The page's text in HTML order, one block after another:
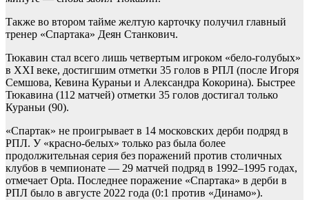
Также во втором тайме желтую карточку получил главный
тренер «Спартака» Деян Станкович.
Тюкавин стал всего лишь четвертым игроком «бело-голубых»
в XXI веке, достигшим отметки 35 голов в РПЛ (после Игоря
Семшова, Кевина Кураньи и Александра Кокорина). Быстрее
Тюкавина (112 матчей) отметки 35 голов достигал только
Кураньи (90).
«Cпартак» не проигрывает в 14 московских дерби подряд в
РПЛ. У «красно-белых» только раз была более
продолжительная серия без поражений против столичных
клубов в чемпионате — 29 матчей подряд в 1992–1995 годах,
отмечает Opta. Последнее поражение «Спартака» в дерби в
РПЛ было в августе 2022 года (0:1 против «Динамо»).